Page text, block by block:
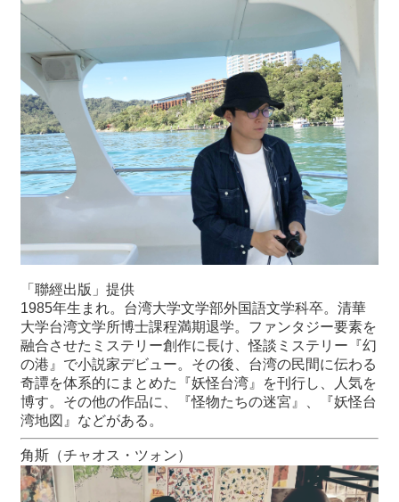
ー
サ
イ
ト
マ
ッ
プ
「聯經出版」提供
1985年生まれ。台湾大学文学部外国語文学科卒。清華
大学台湾文学所博士課程満期退学。ファンタジー要素を
融合させたミステリー創作に長け、怪談ミステリー『幻
の港』で小説家デビュー。その後、台湾の民間に伝わる
奇譚を体系的にまとめた『妖怪台湾』を刊行し、人気を
博す。その他の作品に、『怪物たちの迷宮』、『妖怪台
湾地図』などがある。
角斯（チャオス・ツォン）